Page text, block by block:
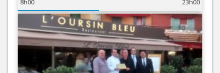
8h00
23h00